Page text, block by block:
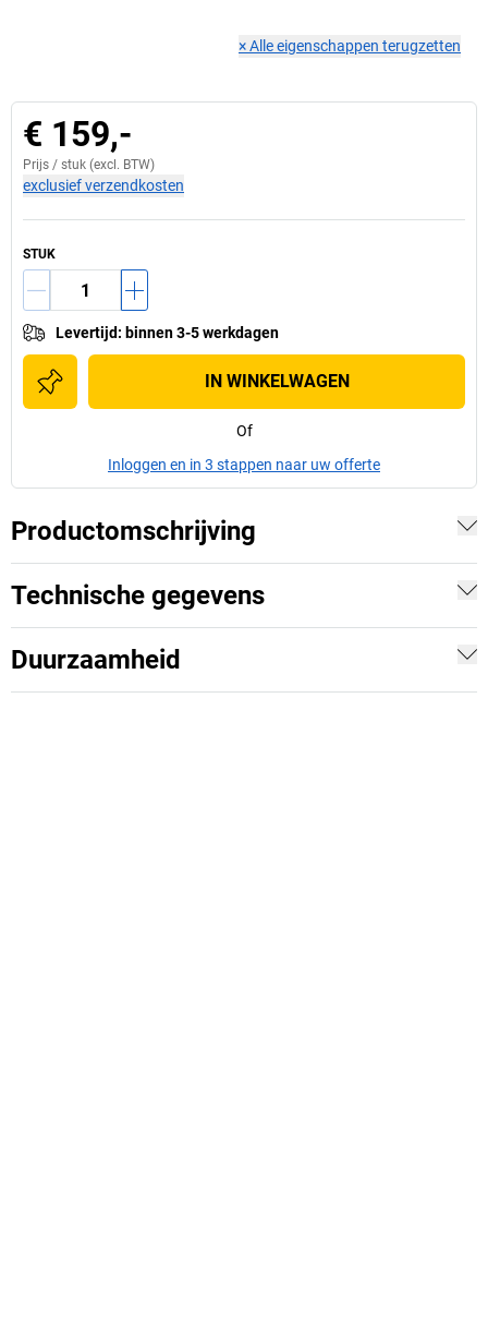
×Alle eigenschappen terugzetten
€ 159,-
Prijs / stuk (excl. BTW)
exclusief verzendkosten
STUK
Levertijd: binnen 3-5 werkdagen
IN WINKELWAGEN
Of
Inloggen en in 3 stappen naar uw offerte
Productomschrijving
Technische gegevens
Duurzaamheid